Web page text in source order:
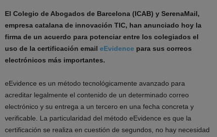
El Colegio de Abogados de Barcelona (ICAB) y SerenaMail,
empresa catalana de innovación TIC, han anunciado hoy la
firma de un acuerdo para potenciar entre los colegiados el
uso de la certificación email eEvidence para sus correos
electrónicos más importantes.
eEvidence es un método tecnológicamente avanzado para
acreditar legalmente el contenido de un determinado correo
electrónico y su entrega a un tercero en una fecha concreta y
verificable. La particularidad del método eEvidence es que la
certificación se realiza en cuestión de segundos, no hay necesidad